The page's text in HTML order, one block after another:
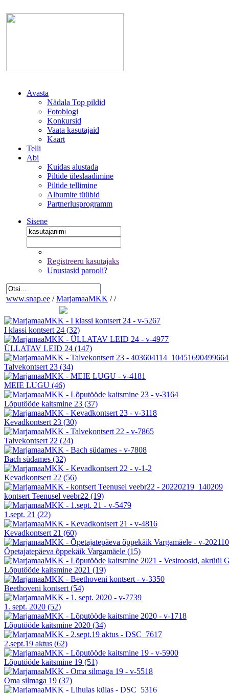
Avasta
Nädala Top pildid
Fotoblogi
Konkursid
Vaata kasutajaid
Kaart
Telli
Abi
Kuidas alustada
Piltide üleslaadimine
Piltide tellimine
Albumite tüübid
Partnerlusprogramm
Sisene
Registreeru kasutajaks
Unustasid parooli?
www.snap.ee / MarjamaaMKK / /
I klassi kontsert 24 (32)
ÜLLATAV LEID 24 (147)
Talvekontsert 23 (34)
MEIE LUGU (46)
Lõputööde kaitsmine 23 (37)
Kevadkontsert 23 (30)
Talvekontsert 22 (24)
Bach südames (32)
Kevadkontsert 22 (56)
kontsert Teenusel veebr22 (19)
1.sept. 21 (22)
Kevadkontsert 21 (60)
Õpetajatepäeva õppekäik Vargamäele (15)
Lõputööde kaitsmine 2021 (19)
Beethoveni kontsert (54)
1. sept. 2020 (52)
Lõputööde kaitsmine 2020 (34)
2.sept.19 aktus (62)
Lõputööde kaitsmine 19 (51)
Oma silmaga 19 (37)